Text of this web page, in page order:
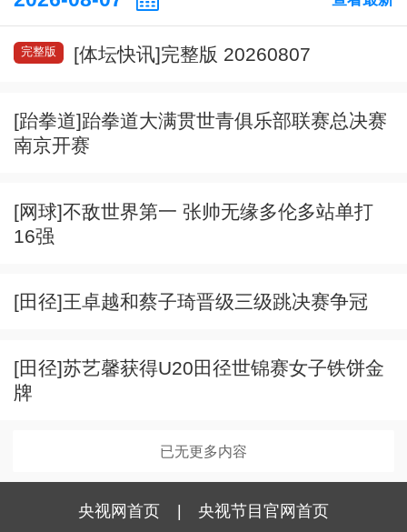
点击观看 点击关注
公众号
完整版 [体坛快讯]完整版 20260807
[跆拳道]跆拳道大满贯世青俱乐部联赛总决赛
南京开赛
[网球]不敌世界第一 张帅无缘多伦多站单打
16强
[田径]王卓越和蔡子琦晋级三级跳决赛争冠
[田径]苏艺馨获得U20田径世锦赛女子铁饼金
牌
已无更多内容
央视网首页 | 央视节目官网首页